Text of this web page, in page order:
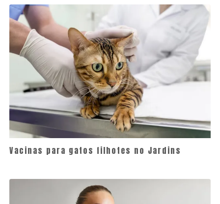
Vacinas para gatos filhotes no Jardins